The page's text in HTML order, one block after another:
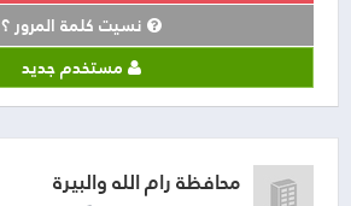
نسيت كلمة المرور ؟
مستخدم جديد
محافظة رام الله والبيرة